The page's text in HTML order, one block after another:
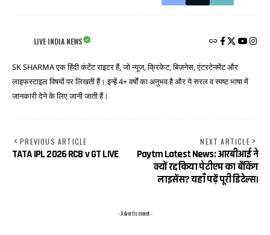
LIVE INDIA NEWS
SK SHARMA एक हिंदी कंटेंट राइटर हैं, जो न्यूज, क्रिकेट, बिज़नेस, एंटरटेनमेंट और
लाइफस्टाइल विषयों पर लिखती हैं। इन्हें 4+ वर्षों का अनुभव है और ये सरल व स्पष्ट भाषा में
जानकारी देने के लिए जानी जाती हैं।
PREVIOUS ARTICLE
TATA IPL 2026 RCB v GT LIVE
NEXT ARTICLE
Paytm Latest News: आरबीआई ने
क्यों रद्द किया पेटीएम का बैंकिंग
लाइसेंस? यहाँ पढ़ें पूरी डिटेल्स।
- Advertisement -